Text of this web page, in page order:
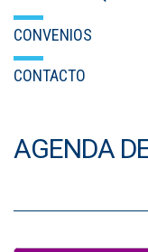
CONVENIOS
CONTACTO
AGENDA